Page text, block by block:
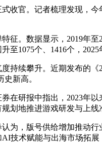
官。记者梳理发现，今
数据显示，2019年至
1075个、1416个，2025
续攀升。近期发布的《
新高。
研报中指出，2023年以
划地推进游戏研发与上线
，版号供给增加推动行
技术赋能与出海市场拓